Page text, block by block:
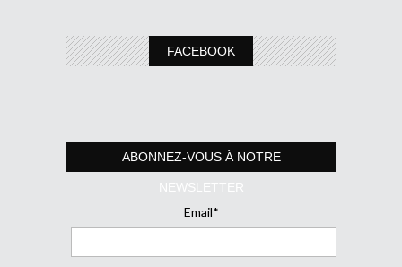
FACEBOOK
ABONNEZ-VOUS À NOTRE
NEWSLETTER
Email*